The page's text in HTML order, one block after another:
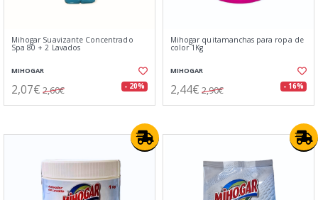
Mihogar Suavizante Concentrado
Spa 80 + 2 Lavados
MIHOGAR
2,07€ 2,60€ - 20%
Mihogar quitamanchas para ropa de
color 1Kg
MIHOGAR
2,44€ 2,90€ - 16%